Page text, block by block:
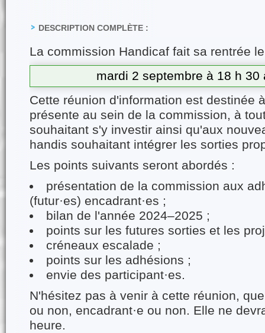
DESCRIPTION COMPLÈTE :
La commission Handicaf fait sa rentrée le
mardi 2 septembre à 18 h 30
Cette réunion d'information est destinée
présente au sein de la commission, à
souhaitant s'y investir ainsi qu'aux
handis souhaitant intégrer les sorties
Les points suivants seront abordés :
présentation de la commission aux
(futur·es) encadrant·es ;
bilan de l'année 2024–2025 ;
points sur les futures sorties et les
créneaux escalade ;
points sur les adhésions ;
envie des participant·es.
N'hésitez pas à venir à cette réunion,
ou non, encadrant·e ou non. Elle ne
heure.